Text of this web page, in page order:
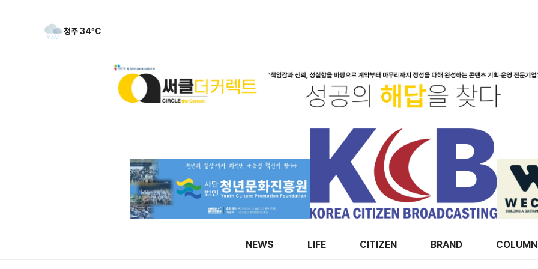
청주34ºC
NEWS LIFE CITIZEN BRAND COLUMN